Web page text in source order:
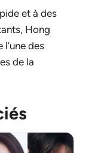
et à des
Hong
des
de la